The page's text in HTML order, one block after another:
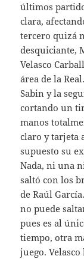
últimos
clara,
tercero quizá
desquiciante,
Velasco
área de la
Sabin y la
cortando un
manos
claro y tarjeta
supuesto su
Nada, ni una
saltó con los
de Raúl
no puede
pues es al
tiempo, otra
juego.